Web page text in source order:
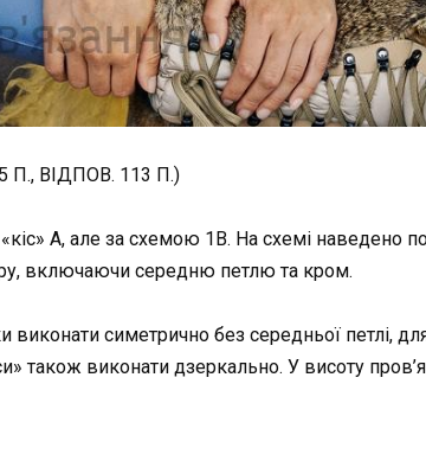
П., ВІДПОВ. 113 П.)
«кіс» А, але за схемою 1B. На схемі наведено
включаючи середню петлю та кром.
виконати симетрично без середньої петлі,
також виконати дзеркально. У висоту